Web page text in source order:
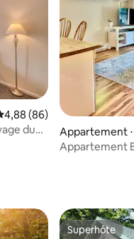
: 4,94 sur 5
moyenne sur la
4,88 (86)
du
Appartement
Appartement
Superhôte
Superhôte